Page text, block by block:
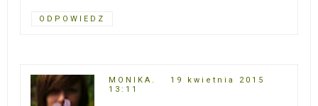
ODPOWIEDZ
MONIKA.
19 kwietnia 2015
13:11